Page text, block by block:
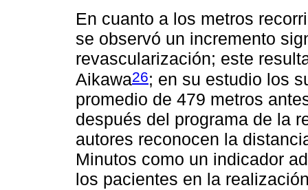
En cuanto a los metros
se observó un incremento
revascularización; este
Aikawa26; en su estudio los
promedio de 479 metros
después del programa de la
autores reconocen la
Minutos como un indicador
los pacientes en la